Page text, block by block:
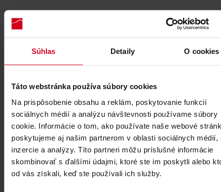
Súhlas Detaily O cookies
Táto webstránka používa súbory cookies
Na prispôsobenie obsahu a reklám, poskytovanie funkcií
sociálnych médií a analýzu návštevnosti používame súbory
cookie. Informácie o tom, ako používate naše webové
poskytujeme aj našim partnerom v oblasti sociálnych médií,
inzercie a analýzy. Títo partneri môžu príslušné informácie
skombinovať s ďalšími údajmi, ktoré ste im poskytli alebo
od vás získali, keď ste používali ich služby.
Aktuálna prevádzková doba stredísk